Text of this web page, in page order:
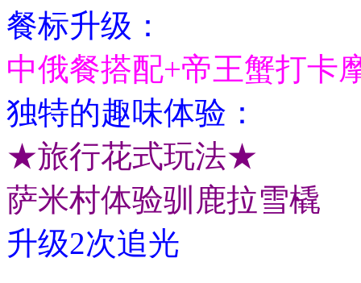
餐标升级：
中俄餐搭配+帝王蟹打卡
独特的趣味体验：
★旅行花式玩法★
萨米村体验驯鹿拉雪橇
升级2次追光